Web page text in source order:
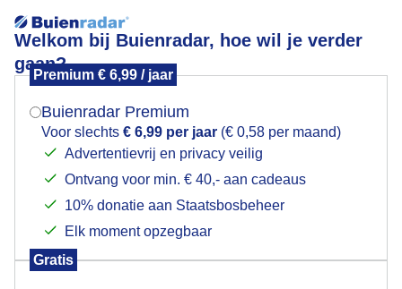
Welkom bij Buienradar, hoe wil je verder
gaan?
Premium € 6,99 / jaar
Buienradar Premium
Voor slechts € 6,99 per jaar (€ 0,58 per maand)
Advertentievrij en privacy veilig
Ontvang voor min. € 40,- aan cadeaus
10% donatie aan Staatsbosbeheer
Elk moment opzegbaar
Gratis
Vrij zonnig/ Lenteachtig / Tshirt
Mogen we je locatie gebruiken voor het
Indien je hier nog geen akkoord op hebt gegeven,
verschijnt er zo een pop-up uit je browser waarin
Is goed, toon de popup